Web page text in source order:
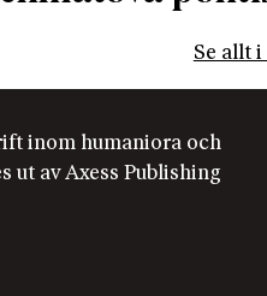
Se allt i
inom humaniora och
ut av Axess Publishing